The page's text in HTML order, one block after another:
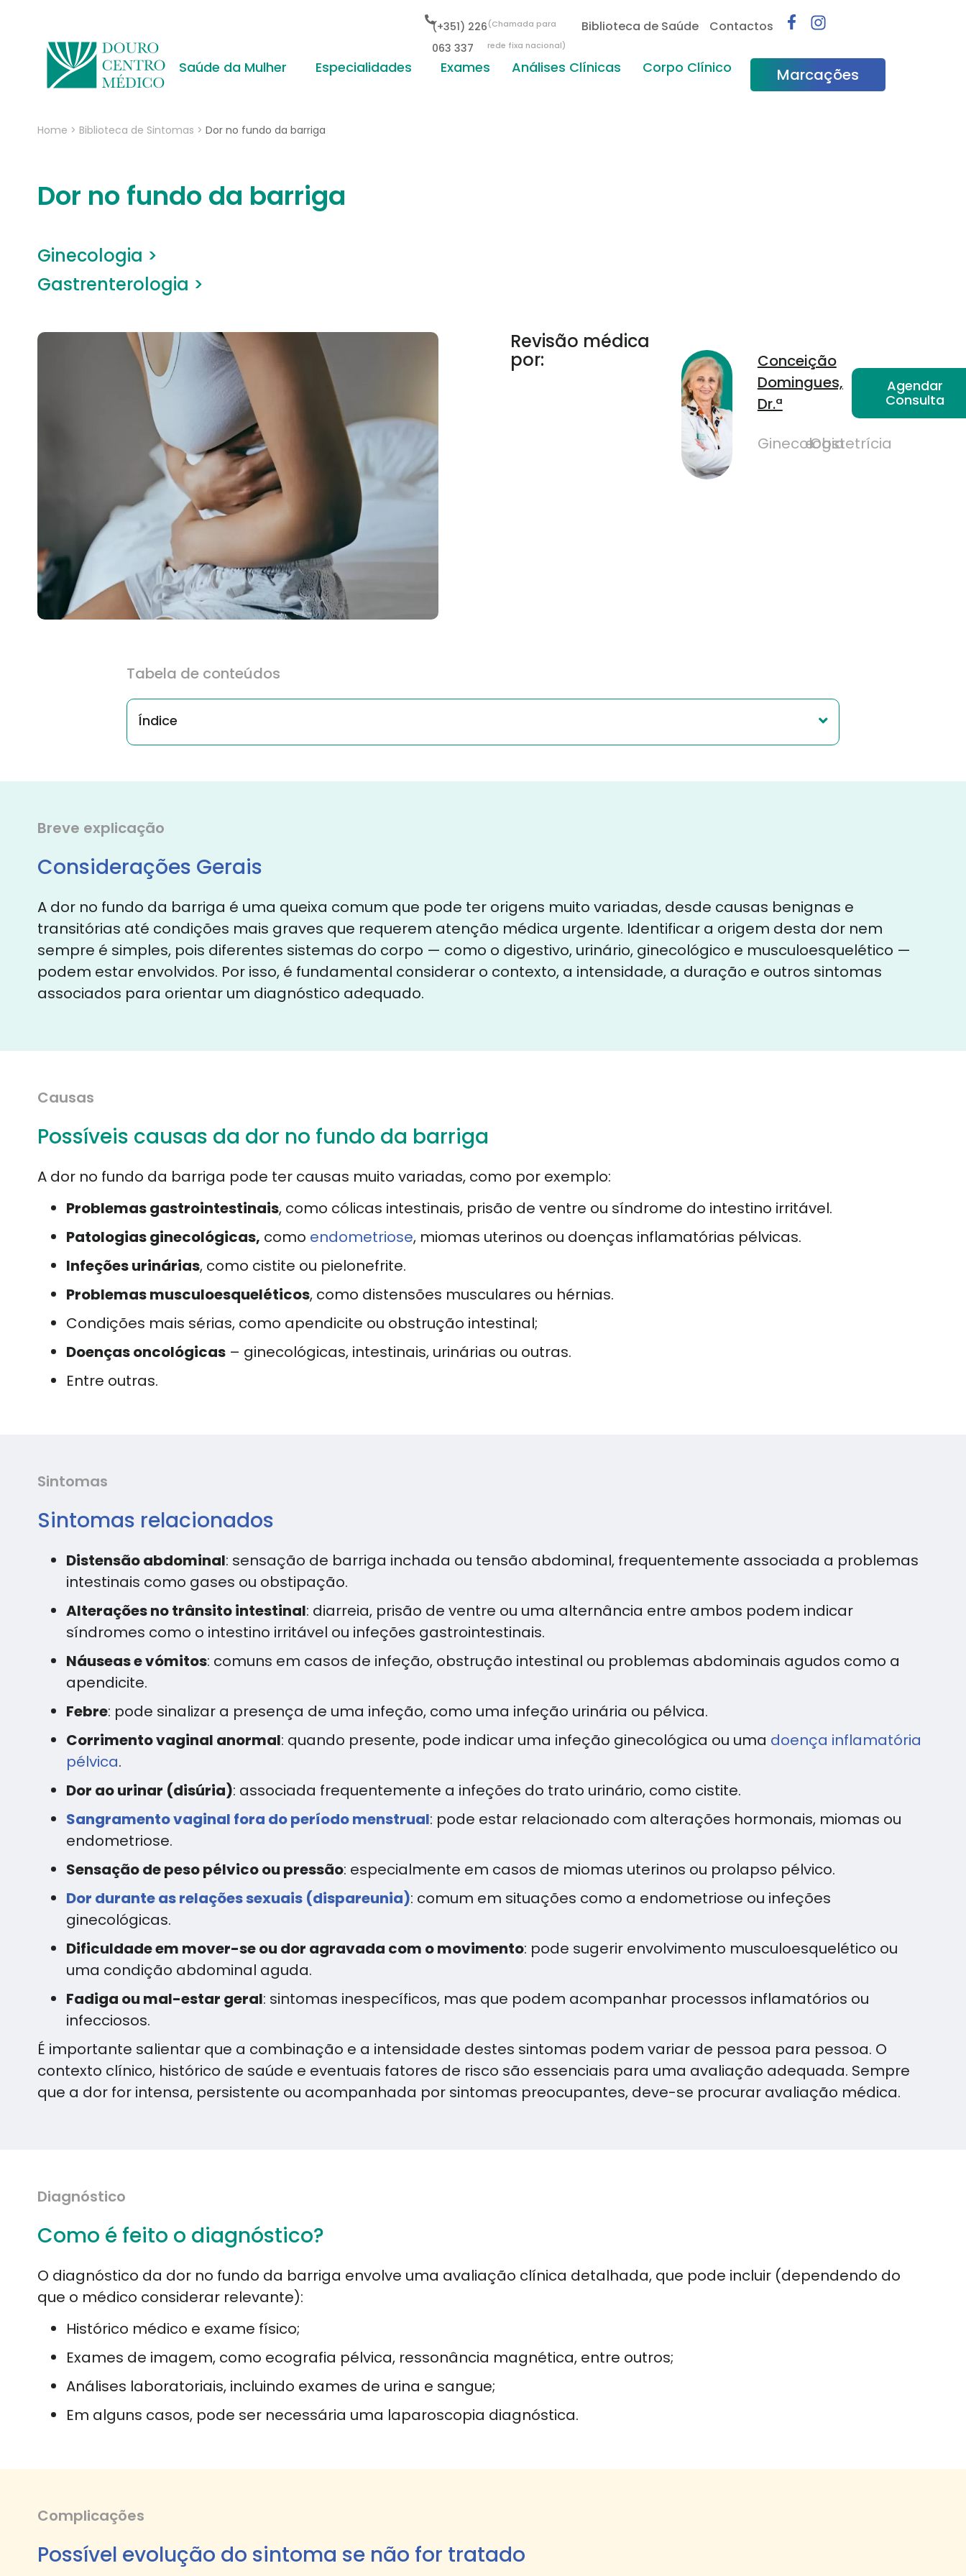
(+351) 226
063 337
(Chamada para
rede fixa nacional)
Biblioteca de Saúde Contactos
Saúde da Mulher Especialidades Exames Análises Clínicas Corpo Clínico Marcações
Home > Biblioteca de Sintomas > Dor no fundo da barriga
Dor no fundo da barriga
Ginecologia >
Gastrenterologia >
Revisão médica
por:
Conceição
Domingues,
Dr.ª
Ginecologia
eObstetrícia
Agendar
Consulta
Tabela de conteúdos
Índice
Breve explicação
Considerações Gerais
A dor no fundo da barriga é uma queixa comum que pode ter origens muito variadas, desde causas benignas e
transitórias até condições mais graves que requerem atenção médica urgente. Identificar a origem desta dor nem
sempre é simples, pois diferentes sistemas do corpo — como o digestivo, urinário, ginecológico e musculoesquelético —
podem estar envolvidos. Por isso, é fundamental considerar o contexto, a intensidade, a duração e outros sintomas
associados para orientar um diagnóstico adequado.
Causas
Possíveis causas da dor no fundo da barriga
A dor no fundo da barriga pode ter causas muito variadas, como por exemplo:
Problemas gastrointestinais, como cólicas intestinais, prisão de ventre ou síndrome do intestino irritável.
Patologias ginecológicas, como endometriose, miomas uterinos ou doenças inflamatórias pélvicas.
Infeções urinárias, como cistite ou pielonefrite.
Problemas musculoesqueléticos, como distensões musculares ou hérnias.
Condições mais sérias, como apendicite ou obstrução intestinal;
Doenças oncológicas – ginecológicas, intestinais, urinárias ou outras.
Entre outras.
Sintomas
Sintomas relacionados
Distensão abdominal: sensação de barriga inchada ou tensão abdominal, frequentemente associada a problemas
intestinais como gases ou obstipação.
Alterações no trânsito intestinal: diarreia, prisão de ventre ou uma alternância entre ambos podem indicar
síndromes como o intestino irritável ou infeções gastrointestinais.
Náuseas e vómitos: comuns em casos de infeção, obstrução intestinal ou problemas abdominais agudos como a
apendicite.
Febre: pode sinalizar a presença de uma infeção, como uma infeção urinária ou pélvica.
Corrimento vaginal anormal: quando presente, pode indicar uma infeção ginecológica ou uma doença inflamatória
pélvica.
Dor ao urinar (disúria): associada frequentemente a infeções do trato urinário, como cistite.
Sangramento vaginal fora do período menstrual: pode estar relacionado com alterações hormonais, miomas ou
endometriose.
Sensação de peso pélvico ou pressão: especialmente em casos de miomas uterinos ou prolapso pélvico.
Dor durante as relações sexuais (dispareunia): comum em situações como a endometriose ou infeções
ginecológicas.
Dificuldade em mover-se ou dor agravada com o movimento: pode sugerir envolvimento musculoesquelético ou
uma condição abdominal aguda.
Fadiga ou mal-estar geral: sintomas inespecíficos, mas que podem acompanhar processos inflamatórios ou
infecciosos.
É importante salientar que a combinação e a intensidade destes sintomas podem variar de pessoa para pessoa. O
contexto clínico, histórico de saúde e eventuais fatores de risco são essenciais para uma avaliação adequada. Sempre
que a dor for intensa, persistente ou acompanhada por sintomas preocupantes, deve-se procurar avaliação médica.
Diagnóstico
Como é feito o diagnóstico?
O diagnóstico da dor no fundo da barriga envolve uma avaliação clínica detalhada, que pode incluir (dependendo do
que o médico considerar relevante):
Histórico médico e exame físico;
Exames de imagem, como ecografia pélvica, ressonância magnética, entre outros;
Análises laboratoriais, incluindo exames de urina e sangue;
Em alguns casos, pode ser necessária uma laparoscopia diagnóstica.
Complicações
Possível evolução do sintoma se não for tratado